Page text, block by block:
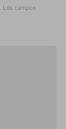
Los campos